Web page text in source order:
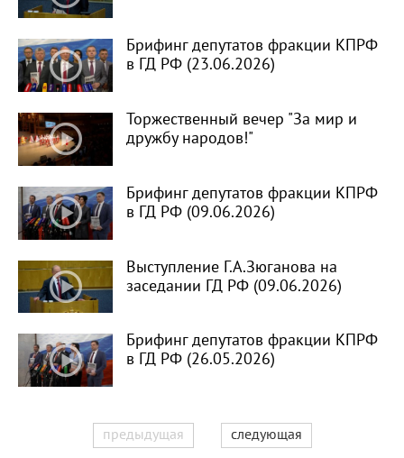
Брифинг депутатов фракции КПРФ
в ГД РФ (23.06.2026)
Торжественный вечер "За мир и
дружбу народов!"
Брифинг депутатов фракции КПРФ
в ГД РФ (09.06.2026)
Выступление Г.А.Зюганова на
заседании ГД РФ (09.06.2026)
Брифинг депутатов фракции КПРФ
в ГД РФ (26.05.2026)
предыдущая следующая